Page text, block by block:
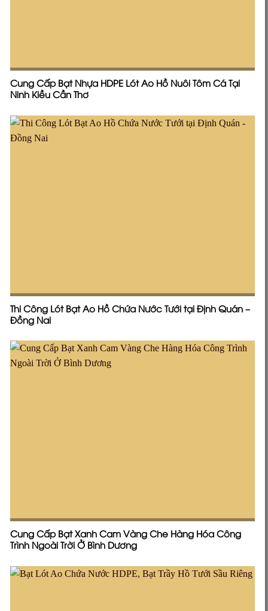
Cung Cấp Bạt Nhựa HDPE Lót Ao Hồ Nuôi Tôm Cá Tại
Ninh Kiều Cần Thơ
Thi Công Lót Bạt Ao Hồ Chứa Nước Tưới tại Định Quán –
Đồng Nai
Cung Cấp Bạt Xanh Cam Vàng Che Hàng Hóa Công
Trình Ngoài Trời Ở Bình Dương